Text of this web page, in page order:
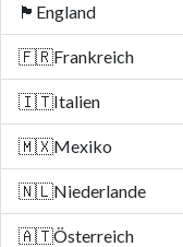
🏴󠁧󠁢󠁥󠁮󠁧󠁿 England
🇫🇷Frankreich
🇮🇹Italien
🇲🇽Mexiko
🇳🇱Niederlande
🇦🇹Österreich